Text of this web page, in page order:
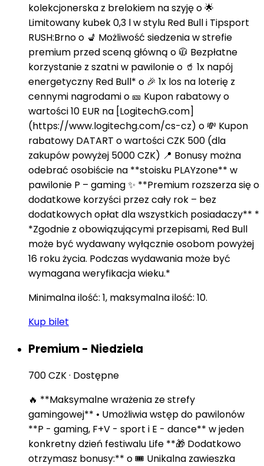
kolekcjonerska z brelokiem na szyję o 🌟
Limitowany kubek 0,3 l w stylu Red Bull i Tipsport
RUSH:Brno o 💺 Możliwość siedzenia w strefie
premium przed sceną główną o 🧥 Bezpłatne
korzystanie z szatni w pawilonie o 🥤 1x napój
energetyczny Red Bull* o 🎉 1x los na loterię z
cennymi nagrodami o 🎫 Kupon rabatowy o
wartości 10 EUR na [LogitechG.com]
(https://www.logitechg.com/cs-cz) o 💸 Kupon
rabatowy DATART o wartości CZK 500 (dla
zakupów powyżej 5000 CZK) 📍 Bonusy można
odebrać osobiście na **stoisku PLAYzone** w
pawilonie P – gaming ✨ **Premium rozszerza się o
dodatkowe korzyści przez cały rok – bez
dodatkowych opłat dla wszystkich posiadaczy** *
*Zgodnie z obowiązującymi przepisami, Red Bull
może być wydawany wyłącznie osobom powyżej
16 roku życia. Podczas wydawania może być
wymagana weryfikacja wieku.*
Minimalna ilość: 1, maksymalna ilość: 10.
Kup bilet
Premium - Niedziela
700 CZK· Dostępne
🔥 **Maksymalne wrażenia ze strefy
gamingowej** • Umożliwia wstęp do pawilonów
**P - gaming, F+V - sport i E - dance** w jeden
konkretny dzień festiwalu Life **🎁 Dodatkowo
otrzymasz bonusy:** o 🎟️ Unikalna zawieszka